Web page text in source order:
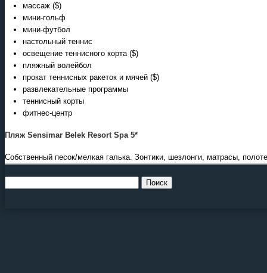
массаж ($)
мини-гольф
мини-футбол
настольный теннис
освещение теннисного корта ($)
пляжный волейбол
прокат теннисных ракеток и мячей ($)
развлекательные программы
теннисный корты
фитнес-центр
Пляж Sensimar Belek Resort Spa 5*
Собственный песок/мелкая галька. Зонтики, шезлонги, матрасы,